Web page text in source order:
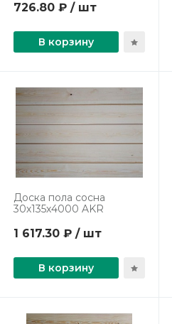
726.80 ₽ / шт
В корзину
Доска пола сосна
30х135х4000 AKR
1 617.30 ₽ / шт
В корзину